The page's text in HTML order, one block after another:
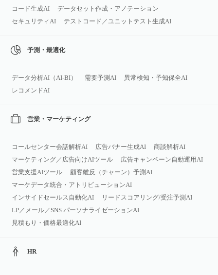
コード生成AI
データセット作成・アノテーション
セキュリティAI
テストコード／ユニットテスト生成AI
予測・最適化
データ分析AI（AI‑BI） 需要予測AI
異常検知・予知保全AI
レコメンドAI
営業・マーケティング
コールセンター会話解析AI 広告バナー生成AI
商談解析AI
マーケティング／広告向けAIツール
広告キャンペーン自動運用AI
営業支援AIツール
顧客離反（チャーン）予測AI
マーケデータ統合・アトリビューションAI
インサイドセールス自動化AI
リードスコアリング/受注予測AI
LP／メール／SNS パーソナライゼーションAI
見積もり・価格最適化AI
HR